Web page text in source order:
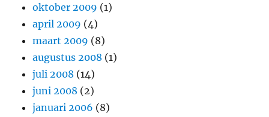
oktober 2009 (1)
april 2009 (4)
maart 2009 (8)
augustus 2008 (1)
juli 2008 (14)
juni 2008 (2)
januari 2006 (8)